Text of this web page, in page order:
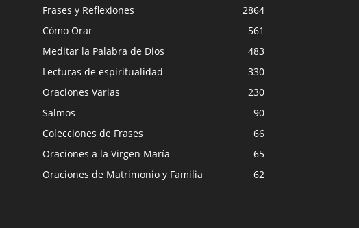
Frases y Reflexiones
2864
Cómo Orar
561
Meditar la Palabra de Dios
483
Lecturas de espiritualidad
330
Oraciones Varias
230
Salmos
90
Colecciones de Frases
66
Oraciones a la Virgen María
65
Oraciones de Matrimonio y Familia
62